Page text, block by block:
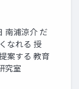
南浦涼介 だ
なれる 授
案する 教育
究室